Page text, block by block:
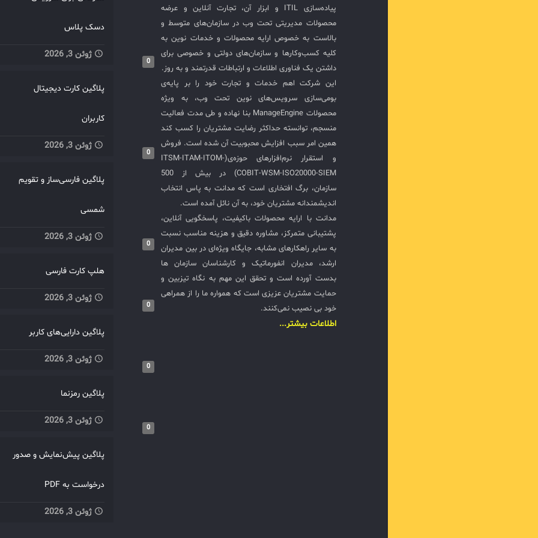
پیاده‌سازی ITIL و ابزار آن، تجارت آنلاین و عرضه
محصولات مدیریتی تحت وب در سازمان‌های متوسط و
بالاست به خصوص ارایه محصولات و خدمات نوین به
کلیه کسب‌وکارها و سازمان‌های دولتی و خصوصی برای
داشتن یک فناوری اطلاعات و ارتباطات قدرتمند و به روز.
این شرکت اهم خدمات و تجارت خود را بر پایه‌ی
بومی‌سازی سرویس‌های نوین تحت وب، به ویژه
محصولات ManageEngine بنا نهاده و طی مدت فعالیت
منسجم، توانسته حداکثر رضایت مشتریان را کسب کند
همین امر سبب افزایش محبوبیت آن شده است. فروش
و استقرار نرم‌افزارهای حوزه‌ی(ITSM-ITAM-ITOM-
COBIT-WSM-ISO20000-SIEM) در بیش از 500
سازمان، برگ افتخاری است که مدانت به پاس انتخاب
اندیشمندانه مشتریان خود، به آن نائل آمده است.
مدانت با ارایه محصولات باکیفیت، پاسخگویی آنلاین،
پشتیبانی متمرکز، مشاوره دقیق و هزینه مناسب نسبت
به سایر راهکارهای مشابه، جایگاه ویژه‌ای در بین مدیران
ارشد، مدیران انفورماتیک و کارشناسان سازمان ها
بدست آورده است و تحقق این مهم به نگاه تیزبین و
حمایت مشتریان عزیزی است که همواره ما را از همراهی
خود بی نصیب نمی‌کنند.
اطلاعات بیشتر...
دسک پلاس
ژوئن 3, 2026
0
پلاگین کارت دیجیتال
کاربران
ژوئن 3, 2026
0
پلاگین فارسی‌ساز و تقویم
شمسی
ژوئن 3, 2026
0
هلپ کارت فارسی
ژوئن 3, 2026
0
پلاگین دارایی‌های کاربر
ژوئن 3, 2026
0
پلاگین رمزنما
ژوئن 3, 2026
0
پلاگین پیش‌نمایش و صدور
درخواست به PDF
ژوئن 3, 2026